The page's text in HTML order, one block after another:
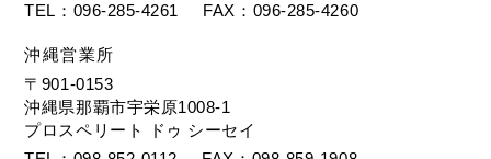
TEL
096-285-4261 FAX 096-285-4260
沖縄営業所
〒901-0153
沖縄県那覇市宇栄原1008-1
プロスペリート ドゥ シーセイ